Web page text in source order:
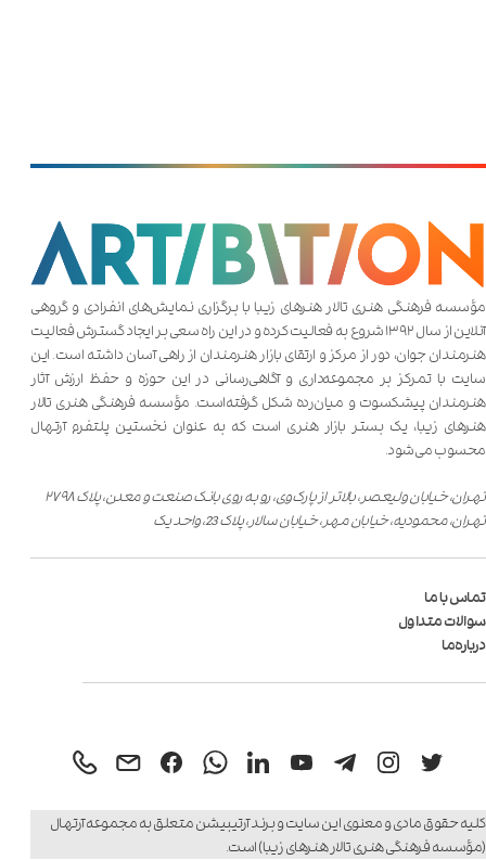
مؤسسه فرهنگی هنری تالار هنر‌های زیبا با برگزاری نمایش‌های انفرادی و گروهی
آنلاین از سال ۱۳۹۲ شروع به فعالیت کرده و در این راه سعی بر ایجاد گسترش فعالیت
هنرمندان جوان، دور از مرکز و ارتقای بازار هنرمندان از راهی آسان داشته است. این
سایت با تمرکز بر مجموعه‌داری و آگاهی‌رسانی در این حوزه و حفظ ارزش آثار
هنرمندان پیشکسوت و میان‌رده شکل گرفته‌است. مؤسسه فرهنگی هنری تالار
هنر‌های زیبا، یک بستر بازار هنری است که به عنوان نخستین پلتفرم آرتهال
محسوب می‌شود.
تهران، خیابان ولیعصر، بالاتر از پارک‌وی، رو به روی بانک صنعت و معدن، پلاک ۲۷۹۸
تهران، محمودیه، خیابان مهر، خیابان سالار، پلاک 23، واحد یک
تماس با ما
سوالات متداول
درباره‌ما
کلیه حقوق مادی و معنوی این سایت و برند آرتیبیشن متعلق بهمجموعه آرتهال
(مؤسسه فرهنگی هنری تالار هنر‌های زیبا)است.